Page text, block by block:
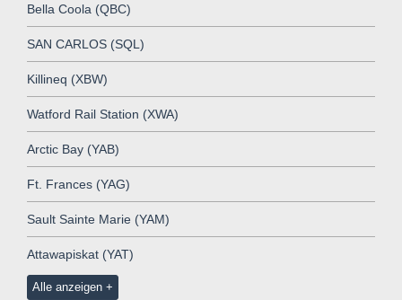
Bella Coola (QBC)
SAN CARLOS (SQL)
Killineq (XBW)
Watford Rail Station (XWA)
Arctic Bay (YAB)
Ft. Frances (YAG)
Sault Sainte Marie (YAM)
Attawapiskat (YAT)
Alle anzeigen